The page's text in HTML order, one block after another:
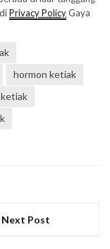
Privacy PolicyGaya
hormon ketiak
Next Post